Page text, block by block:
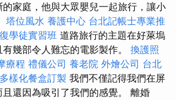
家庭，他與大眾嬰兒一起旅行，讓小
塔位風水 養護中心 台北記帳士專業推
學徒實習班 道路旅行的主題在好萊塢
幾部令人難忘的電影製作。 換護照
療程 禮儀公司 養老院 外燴公司 台北
多樣化餐盒訂製 我們不僅記得我們在屏
還因為吸引了我們的感覺。 離婚